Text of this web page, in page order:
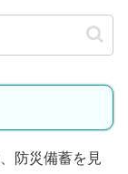
防災備蓄を見